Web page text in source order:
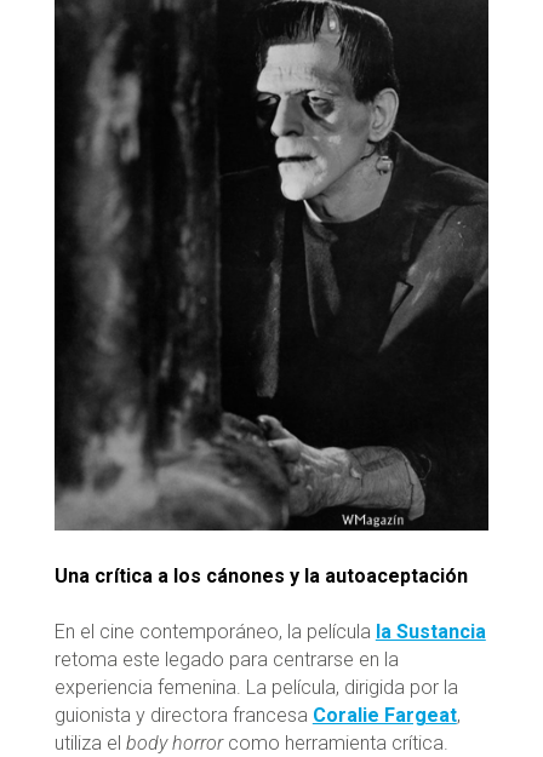
Una crítica a los cánones y la autoaceptación
En el cine contemporáneo, la película la Sustancia
retoma este legado para centrarse en la
experiencia femenina. La película, dirigida por la
guionista y directora francesa Coralie Fargeat,
utiliza el body horrorcomo herramienta crítica.